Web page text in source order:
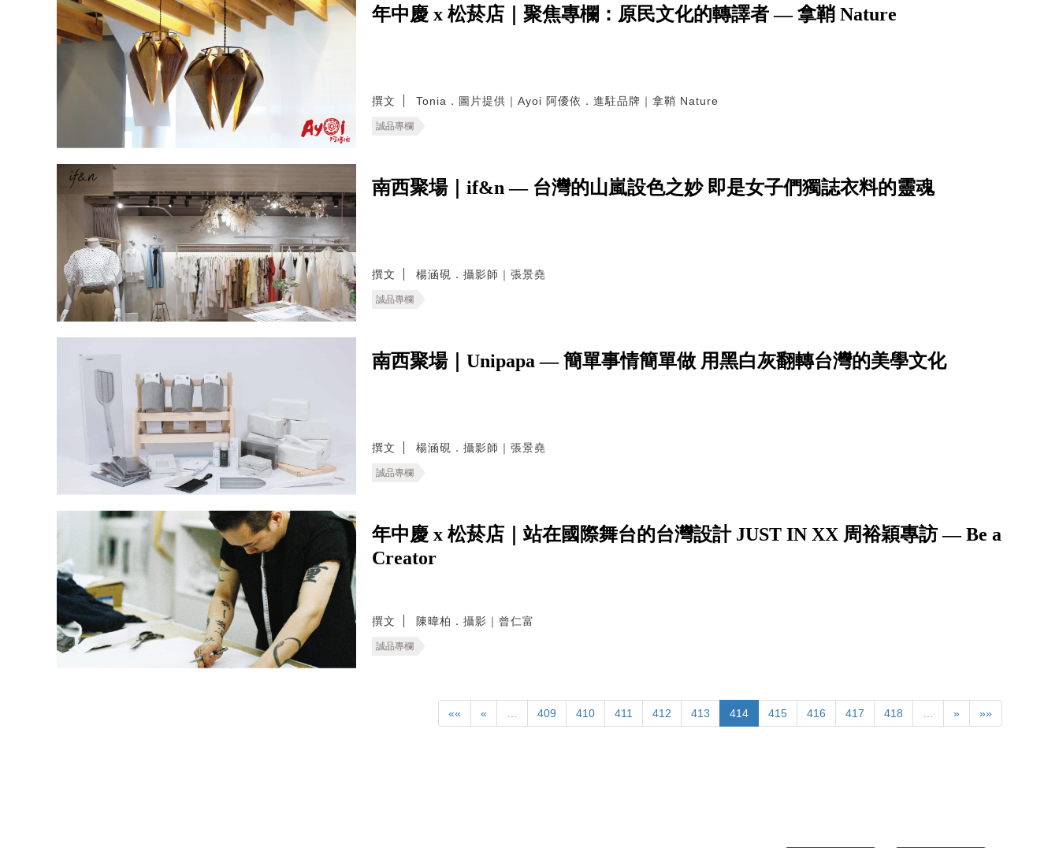
年中慶 x 松菸店｜聚焦專欄：原民文化的轉譯者 — 拿鞘 Nature
撰文 Tonia．圖片提供｜Ayoi 阿優依．進駐品牌｜拿鞘 Nature
誠品專欄
南西聚場｜if&n — 台灣的山嵐設色之妙 即是女子們獨誌衣料的靈魂
撰文 楊涵硯．攝影師｜張景堯
誠品專欄
南西聚場｜Unipapa — 簡單事情簡單做 用黑白灰翻轉台灣的美學文化
撰文 楊涵硯．攝影師｜張景堯
誠品專欄
年中慶 x 松菸店｜站在國際舞台的台灣設計 JUST IN XX 周裕穎專訪 — Be a
Creator
撰文 陳暐柏．攝影｜曾仁富
誠品專欄
«« « … 409 410 411 412 413 414 415 416 417 418 … » »»